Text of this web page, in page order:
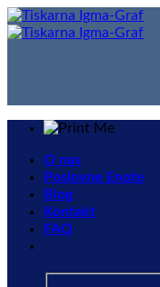
Skip
to
O nas
Poslovne Enote
Blog
Kontakt
FAQ